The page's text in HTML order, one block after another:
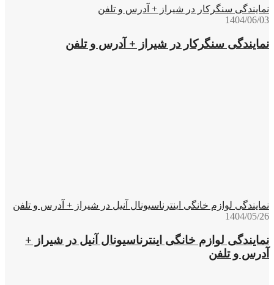
نمایندگی سنگرکار در شیراز + آدرس و تلفن
1404/06/03
نمایندگی سنگرکار در شیراز + آدرس و تلفن
نمایندگی لوازم خانگی اینترناسیونال آنیل در شیراز + آدرس و تلفن
1404/05/26
نمایندگی لوازم خانگی اینترناسیونال آنیل در شیراز +
آدرس و تلفن